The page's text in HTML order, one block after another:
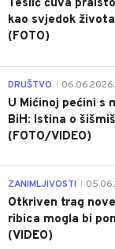
Teslić čuva
kao svjedok
(FOTO)
DRUŠTVO 06.06.2026.
U Mićinoj pećini s
BiH: Istina o
(FOTO/VIDEO)
ZANIMLJIVOSTI
Otkriven trag
ribica mogla bi
(VIDEO)